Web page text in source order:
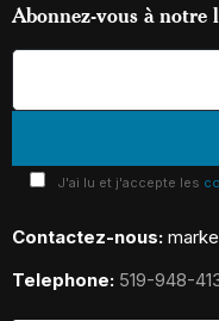
Abonnez-vous à notre
J'ai lu et j'accepte les
Contactez-nous:
Telephone: 519-948-